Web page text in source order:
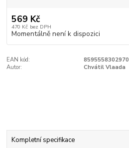
569 Kč
470 Kč bez DPH
Momentálně není k dispozici
EAN kód:
8595558302970
Autor:
Chvátil Vlaada
Kompletní specifikace